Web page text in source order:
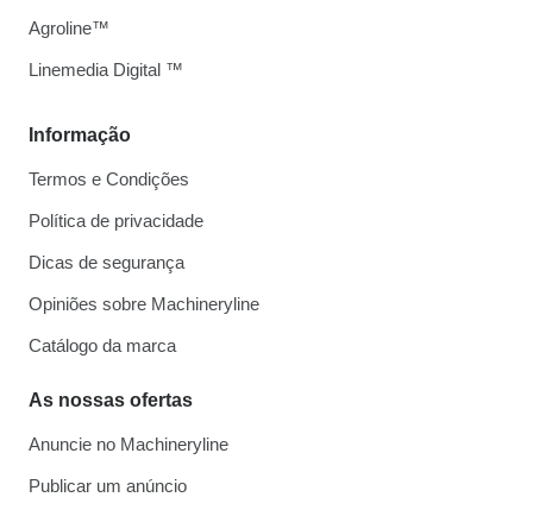
Informação
Termos e Condições
Política de privacidade
Dicas de segurança
Opiniões sobre Machineryline
Catálogo da marca
As nossas ofertas
Anuncie no Machineryline
Publicar um anúncio
Agroline™
Linemedia Digital ™